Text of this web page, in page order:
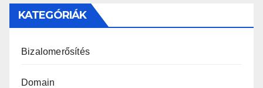
KATEGÓRIÁK
Bizalomerősítés
Domain